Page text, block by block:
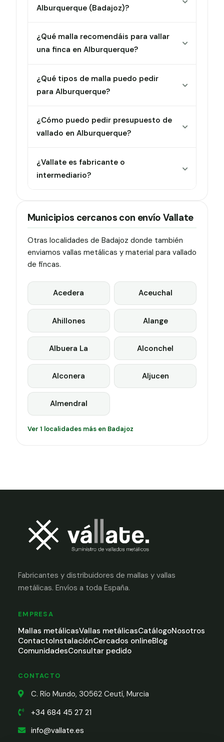
Alburquerque (Badajoz)?
¿Qué malla recomendáis para vallar
una finca en Alburquerque?
¿Qué tipos de malla puedo pedir
para Alburquerque?
¿Cómo puedo pedir presupuesto de
vallado en Alburquerque?
¿Vallate es fabricante o
intermediario?
Municipios cercanos con envío Vallate
Otras localidades de Badajoz donde también
enviamos vallas metálicas y material para vallado
de fincas.
Acedera Aceuchal
Ahillones Alange
Albuera La Alconchel
Alconera Aljucen
Almendral
Ver 1 localidades más en Badajoz
Fabricantes y distribuidores de mallas y vallas
metálicas. Envíos a toda España.
EMPRESA
Mallas metálicasVallas metálicasCatálogoNosotros
ContactoInstalaciónCercados onlineBlog
ComunidadesConsultar pedido
CONTACTO
C. Río Mundo, 30562 Ceutí, Murcia
+34 684 45 27 21
info@vallate.es